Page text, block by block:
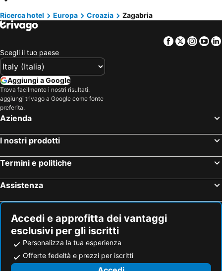
Hotel Isola d'Elba
Hotel Lago di Garda
Hotel Riviera Romagnola
Hotel Marche
Hotel Valle d'Aosta
Hotel Salento
Hotel Malta
Hotel Minorca
Hotel Mallorca
Hotel Val Di Fassa
Ricerca hotel Europa Croazia Zagabria
Facebook
Twitter
Scegli il tuo paese
Aggiungi a Google
Trova facilmente i nostri risultati:
aggiungi trivago a Google come fonte
preferita.
Azienda
I nostri prodotti
Termini e politiche
Assistenza
Accedi e approfitta dei vantaggi
esclusivi per gli iscritti
Personalizza la tua esperienza
Offerte fedeltà e prezzi per iscritti